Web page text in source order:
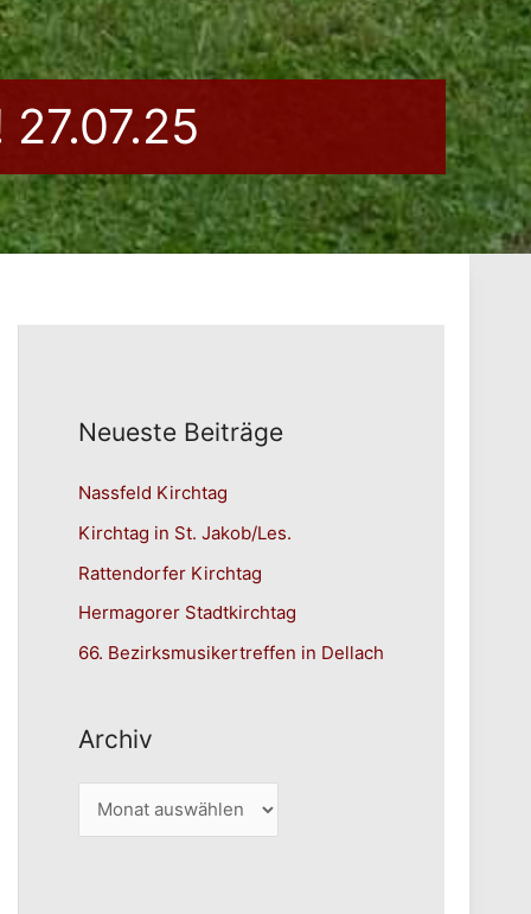
Neueste Beiträge
Nassfeld Kirchtag
Kirchtag in St. Jakob/Les.
Rattendorfer Kirchtag
Hermagorer Stadtkirchtag
66. Bezirksmusikertreffen in Dellach
Archiv
r